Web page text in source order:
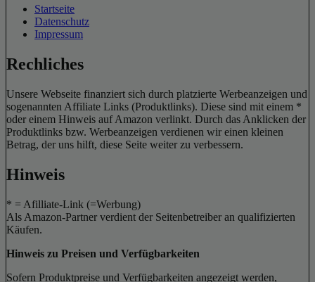
Startseite
Datenschutz
Impressum
Rechliches
Unsere Webseite finanziert sich durch platzierte Werbeanzeigen und
sogenannten Affiliate Links (Produktlinks). Diese sind mit einem *
oder einem Hinweis auf Amazon verlinkt. Durch das Anklicken der
Produktlinks bzw. Werbeanzeigen verdienen wir einen kleinen
Betrag, der uns hilft, diese Seite weiter zu verbessern.
Hinweis
* = Afilliate-Link (=Werbung)
Als Amazon-Partner verdient der Seitenbetreiber an qualifizierten
Käufen.
Hinweis zu Preisen und Verfügbarkeiten
Sofern Produktpreise und Verfügbarkeiten angezeigt werden,